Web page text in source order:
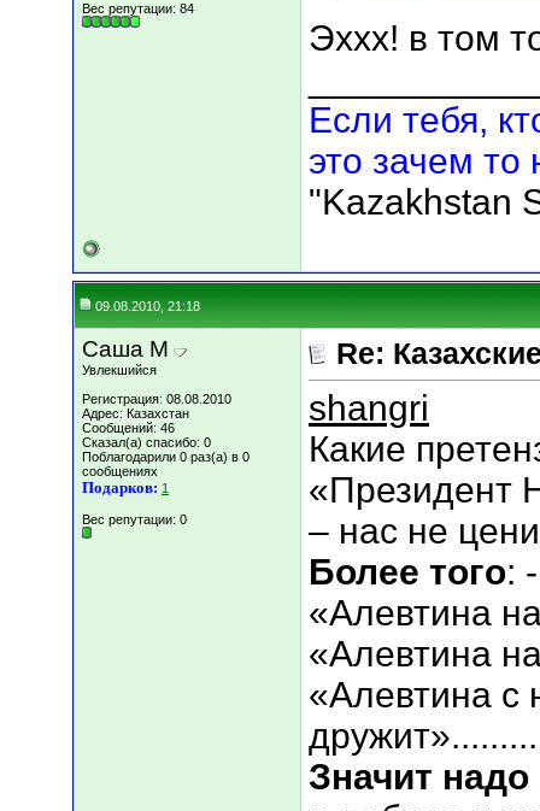
Вес репутации: 84
Эххх! в том
Если тебя,
это зачем то
"Kazakhstan
09.08.2010, 21:18
Саша М
Увлекшийся
Регистрация: 08.08.2010
Адрес: Казахстан
Сообщений: 46
Сказал(а) спасибо: 0
Поблагодарили 0 раз(а) в 0
сообщениях
Подарков: 1
Вес репутации: 0
Re:
shangri
Какие
«Президент
– нас не
Более того:
«Алевтина
«Алевтина
«Алевтина с
дружит».........
Значит